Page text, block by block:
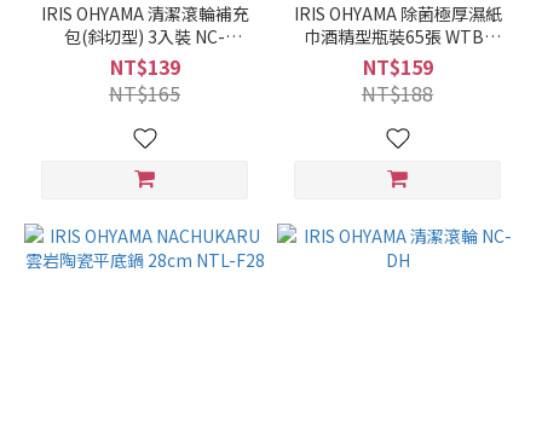
IRIS OHYAMA 清潔滾輪補充
包(斜切型) 3入裝 NC-
SH903P
NT$139
NT$165
IRIS OHYAMA 除菌極厚濕紙
巾酒精型瓶裝65張 WTB-
65A
NT$159
NT$188